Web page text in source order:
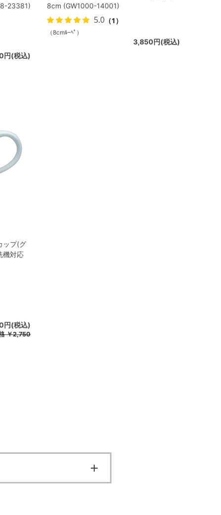
23381)
円(税込)
8cm (GW1000-14001)
5.0 （1）
（8cmﾙｰﾍﾟ）
3,850円(税込)
ップ(グ
機対応
円(税込)
￥2,750